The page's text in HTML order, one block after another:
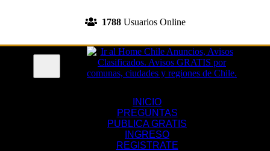
1788Usuarios Online
INICIO
PREGUNTAS
PUBLICA GRATIS
INGRESO
REGISTRATE